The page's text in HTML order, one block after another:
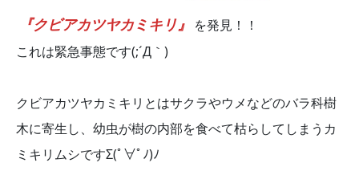
『クビアカツヤカミキリ』 を発見！！
これは緊急事態です(;´Д｀)
クビアカツヤカミキリとはサクラやウメなどのバラ科樹
木に寄生し、幼虫が樹の内部を食べて枯らしてしまうカ
ミキリムシですΣ(ﾟ∀ﾟﾉ)ﾉ